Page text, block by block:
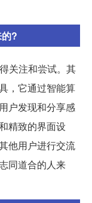
?
关注和尝试。其
，它通过智能算
户发现和分享感
精致的界面设
他用户进行交流
同道合的人来